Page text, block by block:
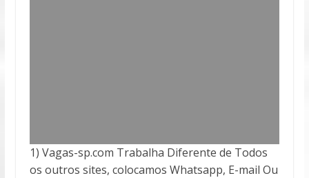
1) Vagas-sp.com Trabalha Diferente de Todos
os outros sites, colocamos Whatsapp, E-mail Ou